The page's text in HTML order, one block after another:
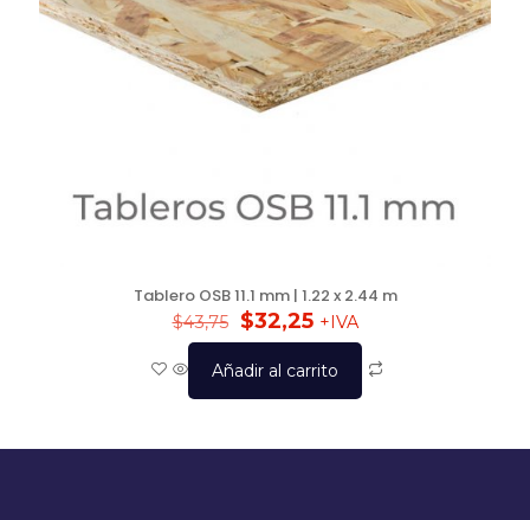
Tablero OSB 11.1 mm | 1.22 x 2.44 m
$43,75 $32,25 +IVA
Añadir al carrito